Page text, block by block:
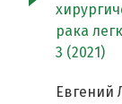
рака
3 (2021)
Евгений